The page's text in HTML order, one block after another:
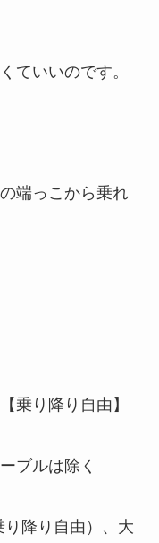
ていいのです。
端っこから乗れ
乗り降り自由】
ブルは除く
り降り自由）、大